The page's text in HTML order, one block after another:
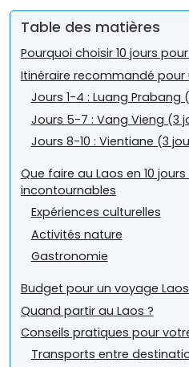
Table des matières
Pourquoi choisir 10 jours
Itinéraire recommandé pour
Jours 1-4 : Luang Prabang
Jours 5-7 : Vang Vieng (3
Jours 8-10 : Vientiane (3
Que faire au Laos en 10
incontournables
Expériences culturelles
Activités nature
Gastronomie
Budget pour un voyage Laos
Quand partir au Laos ?
Conseils pratiques pour
Transports entre